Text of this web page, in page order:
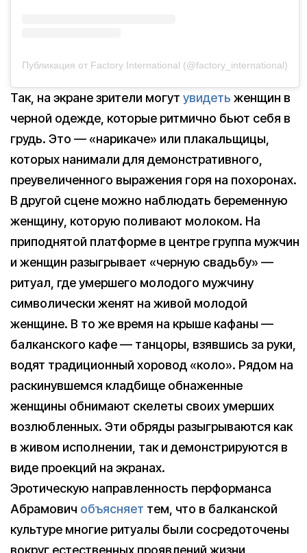
Публикация от Factory International (@factory_international)
Так, на экране зрители могут увидеть женщин в
черной одежде, которые ритмично бьют себя в
грудь. Это — «нарикаче» или плакальщицы,
которых нанимали для демонстративного,
преувеличенного выражения горя на похоронах.
В другой сцене можно наблюдать беременную
женщину, которую поливают молоком. На
приподнятой платформе в центре группа мужчин
и женщин разыгрывает «черную свадьбу» —
ритуал, где умершего молодого мужчину
символически женят на живой молодой
женщине. В то же время на крыше кафаны —
балканского кафе — танцоры, взявшись за руки,
водят традиционный хоровод «коло». Рядом на
раскинувшемся кладбище обнаженные
женщины обнимают скелеты своих умерших
возлюбленных. Эти обряды разыгрываются как
в живом исполнении, так и демонстрируются в
виде проекций на экранах.
Эротическую направленность перформанса
Абрамович объясняет тем, что в балканской
культуре многие ритуалы были сосредоточены
вокруг естественных проявлений жизни